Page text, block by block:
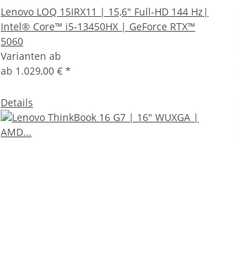
Lenovo LOQ 15IRX11 | 15,6" Full-HD 144 Hz|
Intel® Core™ i5-13450HX | GeForce RTX™
5060
Varianten ab
ab 1.029,00 € *
Details